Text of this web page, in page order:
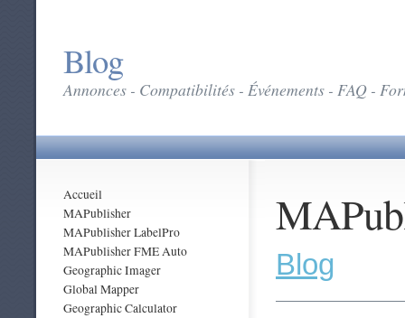
Blog
Annonces - Compatibilités - Événements - FAQ -
Accueil
MAPublisher
MAPublisher LabelPro
MAPublisher FME Auto
Geographic Imager
Global Mapper
Geographic Calculator
Blog